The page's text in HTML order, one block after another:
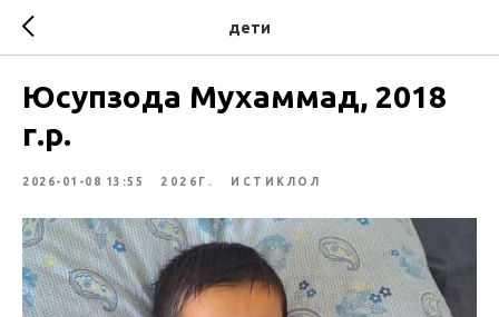
дети
Юсупзода Мухаммад, 2018
г.р.
2026-01-08 13:55 2026Г. ИСТИКЛОЛ